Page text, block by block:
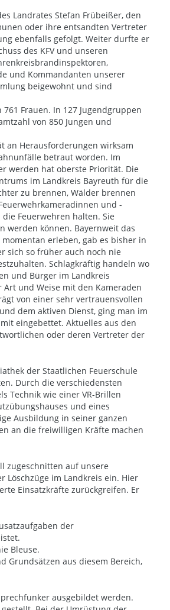
Landrates Stefan Frübeißer, den
oder ihre entsandten Vertreter
ebenfalls gefolgt. Weiter durfte er
des KFV und unseren
und Kommandanten unserer
beigewohnt und sind
Frauen. In 127 Jugendgruppen
von 850 Jungen und
an Herausforderungen wirksam
betraut worden. Im
werden hat oberste Priorität. Die
im Landkreis Bayreuth für die
zu brennen, Wälder brennen
und -
Feuerwehren halten. Sie
werden können. Bayernweit das
erleben, gab es bisher in
sich so früher auch noch nie
Schlagkräftig handeln wo
und Bürger im Landkreis
und Weise mit den Kameraden
von einer sehr vertrauensvollen
dem aktiven Dienst, ging man im
eingebettet. Aktuelles aus den
oder deren Vertreter der
der Staatlichen Feuerschule
Durch die verschiedensten
Technik wie einer VR-Brillen
und eines
Ausbildung in seiner ganzen
an die freiwilligen Kräfte machen
zugeschnitten auf unsere
im Landkreis ein. Hier
Einsatzkräfte zurückgreifen. Er
der
Bleuse.
Grundsätzen aus diesem Bereich,
ausgebildet werden.